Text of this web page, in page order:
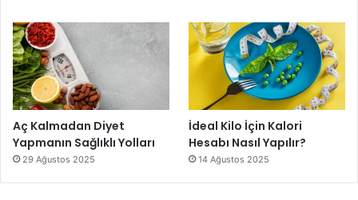
Aç Kalmadan Diyet
Yapmanın Sağlıklı Yolları
29 Ağustos 2025
İdeal Kilo İçin Kalori
Hesabı Nasıl Yapılır?
14 Ağustos 2025